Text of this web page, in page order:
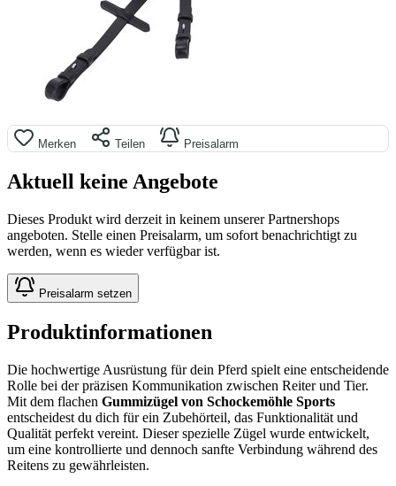
Merken Teilen Preisalarm
Aktuell keine Angebote
Dieses Produkt wird derzeit in keinem unserer Partnershops
angeboten. Stelle einen Preisalarm, um sofort benachrichtigt zu
werden, wenn es wieder verfügbar ist.
Preisalarm setzen
Produktinformationen
Die hochwertige Ausrüstung für dein Pferd spielt eine entscheidende
Rolle bei der präzisen Kommunikation zwischen Reiter und Tier.
Mit dem flachen Gummizügel von Schockemöhle Sports
entscheidest du dich für ein Zubehörteil, das Funktionalität und
Qualität perfekt vereint. Dieser spezielle Zügel wurde entwickelt,
um eine kontrollierte und dennoch sanfte Verbindung während des
Reitens zu gewährleisten.